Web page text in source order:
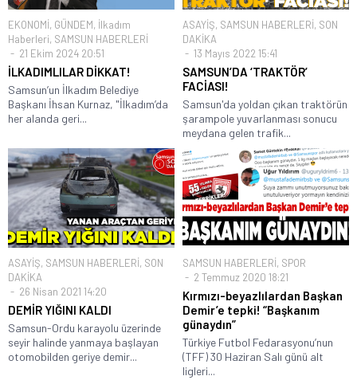
EKONOMİ, GÜNDEM, İlkadım
Haberleri, SAMSUN HABERLERİ
21 Ekim 2024 20:51
İLKADIMLILAR DİKKAT!
Samsun’un İlkadım Belediye
Başkanı İhsan Kurnaz, "İlkadım’da
her alanda geri...
ASAYİŞ, SAMSUN HABERLERİ, SON
DAKİKA
13 Mayıs 2022 15:41
SAMSUN’DA ‘TRAKTÖR’
FACİASI!
Samsun'da yoldan çıkan traktörün
şarampole yuvarlanması sonucu
meydana gelen trafik...
ASAYİŞ, SAMSUN HABERLERİ, SON
DAKİKA
26 Nisan 2021 14:20
DEMİR YIĞINI KALDI
Samsun-Ordu karayolu üzerinde
seyir halinde yanmaya başlayan
otomobilden geriye demir...
SAMSUN HABERLERİ, SPOR
2 Temmuz 2020 18:21
Kırmızı-beyazlılardan Başkan
Demir’e tepki! “Başkanım
günaydın”
Türkiye Futbol Fedarasyonu’nun
(TFF) 30 Haziran Salı günü alt
ligleri...